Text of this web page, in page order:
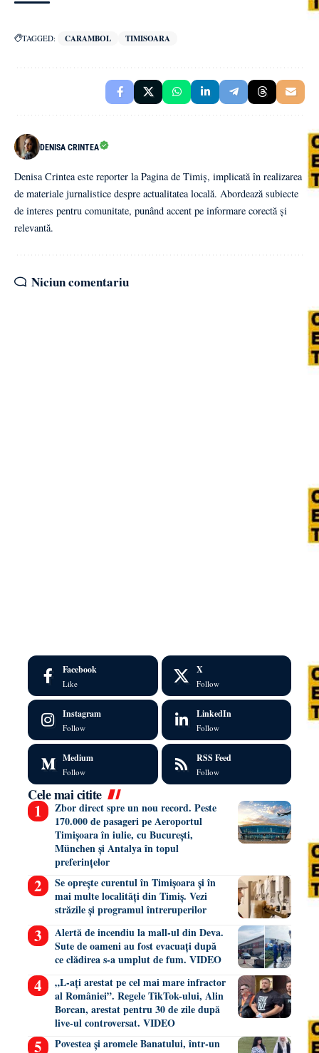
TAGGED: CARAMBOL TIMISOARA
DENISA CRINTEA
Denisa Crintea este reporter la Pagina de Timiș, implicată în realizarea
de materiale jurnalistice despre actualitatea locală. Abordează subiecte
de interes pentru comunitate, punând accent pe informare corectă și
relevantă.
Niciun comentariu
Facebook
Like
X
Follow
Instagram
Follow
LinkedIn
Follow
Medium
Follow
RSS Feed
Follow
Cele mai citite
Zbor direct spre un nou record. Peste
170.000 de pasageri pe Aeroportul
Timișoara în iulie, cu București,
München și Antalya în topul
preferințelor
Se oprește curentul în Timișoara și în
mai multe localități din Timiș. Vezi
străzile și programul întreruperilor
Alertă de incendiu la mall-ul din Deva.
Sute de oameni au fost evacuați după
ce clădirea s-a umplut de fum. VIDEO
„L-ați arestat pe cel mai mare infractor
al României”. Regele TikTok-ului, Alin
Borcan, arestat pentru 30 de zile după
live-ul controversat. VIDEO
Povestea și aromele Banatului, într-un